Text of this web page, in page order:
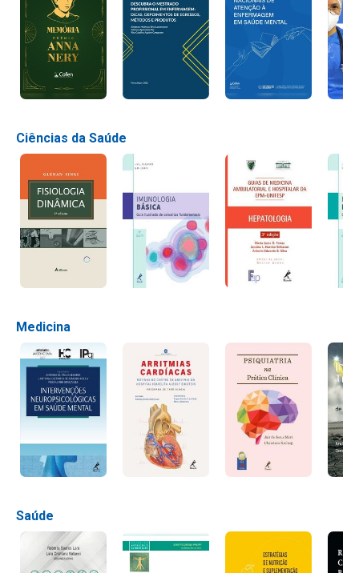
Ciências da Saúde
Medicina
Saúde